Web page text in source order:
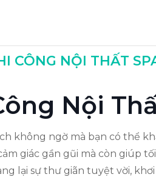
CÔNG NỘI THẤT
Nội
không ngờ mà bạn có thể
giác gần gũi mà còn giúp
lại sự thư giãn tuyệt vời,